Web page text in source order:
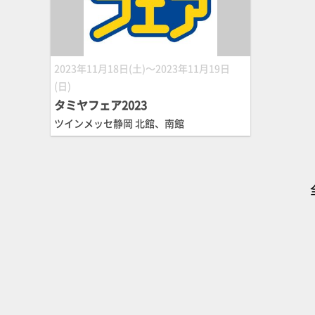
2023年11月18日(土)～2023年11月19日
(日)
タミヤフェア2023
ツインメッセ静岡 北館、南館